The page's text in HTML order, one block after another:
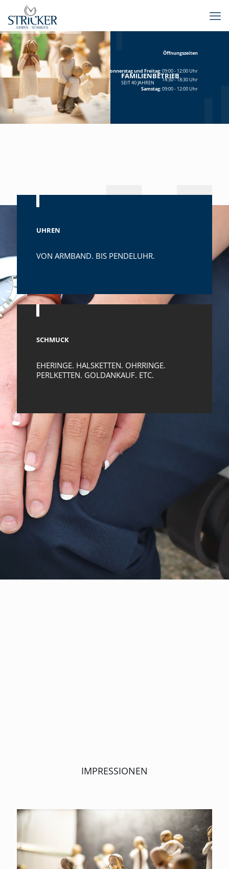
FAMILIENBETRIEB
SEIT 40 JAHREN
Öffnungszeiten
Donnerstag und Freitag: 09:00 - 12:00 Uhr
14:30 - 18:30 Uhr
Samstag: 09:00 - 12:00 Uhr
UHREN
VON ARMBAND. BIS PENDELUHR.
SCHMUCK
EHERINGE. HALSKETTEN. OHRRINGE.
PERLKETTEN. GOLDANKAUF. ETC.
IMPRESSIONEN